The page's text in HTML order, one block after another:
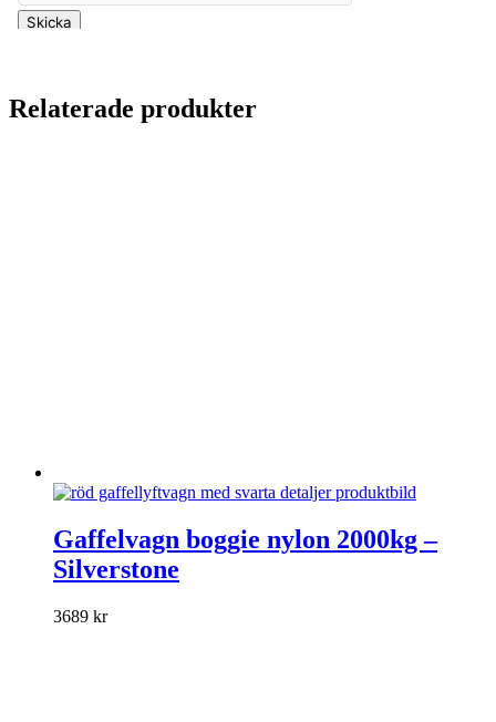
Relaterade produkter
här
produkten
har
varianter.
Gaffelvagn boggie nylon 2000kg –
Silverstone
3689 kr